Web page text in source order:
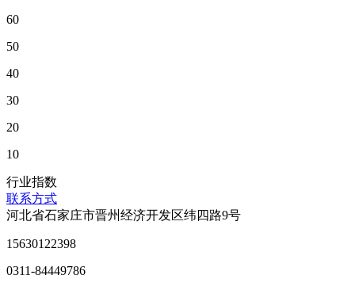
60
50
40
30
20
10
行业指数
联系方式
河北省石家庄市晋州经济开发区纬四路9号
15630122398
0311-84449786